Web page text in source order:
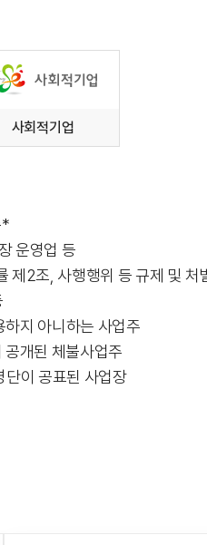
사회적기업
*
운영업 등
제2조, 사행행위 등 규제 및
지 아니하는 사업주
개된 체불사업주
이 공표된 사업장